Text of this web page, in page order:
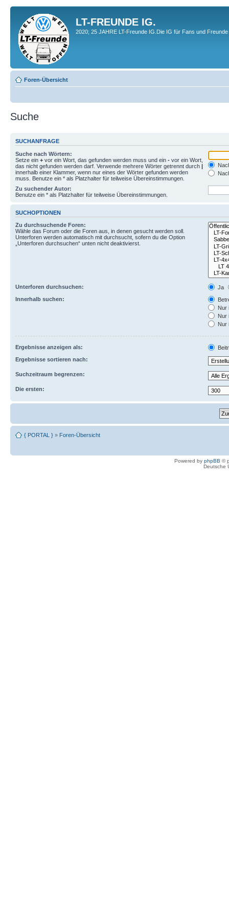
LT-FREUNDE IG.
2020; 25 JAHRE LT-Freunde IG.Die IG für Fans und
Foren-Übersicht
Suche
SUCHANFRAGE
Suche nach Wörtern:
Setze ein + vor ein Wort, das gefunden werden muss und ein - vor ein Wort,
das nicht gefunden werden darf. Verwende mehrere Wörter getrennt durch |
innerhalb einer Klammer, wenn nur eines der Wörter gefunden werden
muss. Benutze ein * als Platzhalter für teilweise Übereinstimmungen.
Zu suchender Autor:
Benutze ein * als Platzhalter für teilweise Übereinstimmungen.
SUCHOPTIONEN
Zu durchsuchende Foren:
Wähle das Forum oder die Foren aus, in denen gesucht werden soll.
Unterforen werden automatisch mit durchsucht, sofern du die Option
„Unterforen durchsuchen“ unten nicht deaktivierst.
Unterforen durchsuchen:
Ja
Innerhalb suchen:
Nur
Nur
Nur
Ergebnisse anzeigen als:
Ergebnisse sortieren nach:
Suchzeitraum begrenzen:
Die ersten:
{ PORTAL } » Foren-Übersicht
Powered by phpBB ©
Deutsche